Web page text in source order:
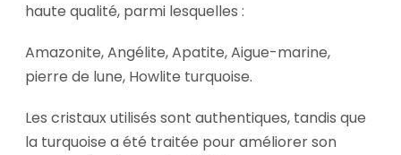
haute qualité, parmi lesquelles :
Amazonite, Angélite, Apatite, Aigue-marine,
pierre de lune, Howlite turquoise.
Les cristaux utilisés sont authentiques, tandis que
la turquoise a été traitée pour améliorer son